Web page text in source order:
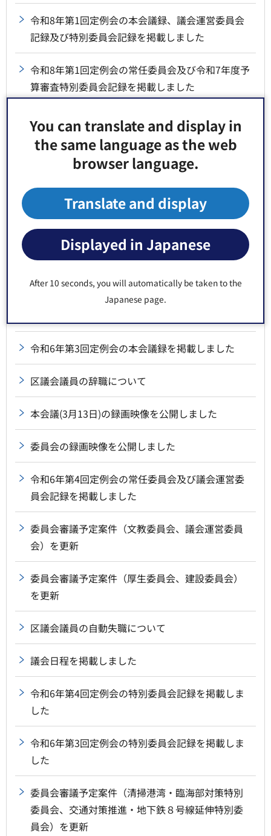
You can translate and display in
the same language as the web
browser language.
Translate and display
Displayed in Japanese
After 10 seconds, you will automatically be taken to the
Japanese page.
令和8年第1回定例会の本会議録、議会運営委員会
記録及び特別委員会記録を掲載しました
令和8年第1回定例会の常任委員会及び令和7年度予
算審査特別委員会記録を掲載しました
新しい区議会人事が決まりました
区議会議員の自動失職について
予算審査特別委員会の録画映像を公開しました
本会議の録画映像を公開しました
本会議の録画映像を公開しました
令和6年第4回定例会の本会議録を掲載しました
令和6年第3回定例会の本会議録を掲載しました
区議会議員の辞職について
本会議(3月13日)の録画映像を公開しました
委員会の録画映像を公開しました
令和6年第4回定例会の常任委員会及び議会運営委
員会記録を掲載しました
委員会審議予定案件（文教委員会、議会運営委員
会）を更新
委員会審議予定案件（厚生委員会、建設委員会）
を更新
区議会議員の自動失職について
議会日程を掲載しました
令和6年第4回定例会の特別委員会記録を掲載しま
した
令和6年第3回定例会の特別委員会記録を掲載しま
した
委員会審議予定案件（清掃港湾・臨海部対策特別
委員会、交通対策推進・地下鉄８号線延伸特別委
員会）を更新